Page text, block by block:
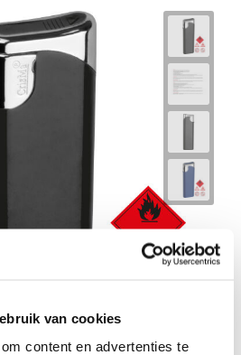
van cookies
content en advertenties te